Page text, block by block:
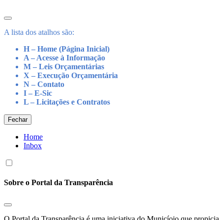
A lista dos atalhos são:
H – Home (Página Inicial)
A – Acesse à Informação
M – Leis Orçamentárias
X – Execução Orçamentária
N – Contato
I – E-Sic
L – Licitações e Contratos
Fechar
Home
Inbox
Sobre o Portal da Transparência